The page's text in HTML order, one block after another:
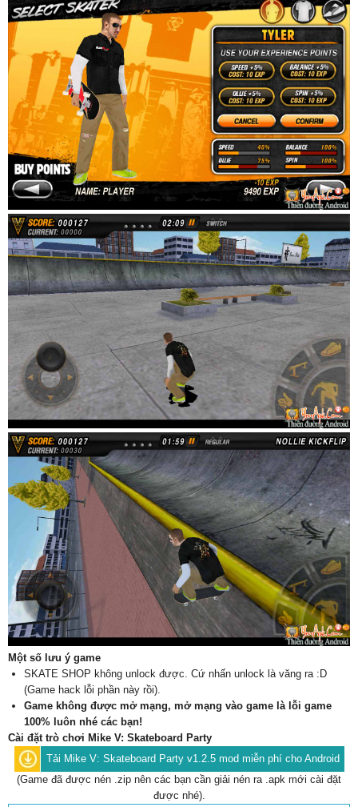
Một số lưu ý game
SKATE SHOP không unlock được. Cứ nhấn unlock là văng ra :D
(Game hack lỗi phần này rồi).
Game không được mở mạng, mở mạng vào game là lỗi game
100% luôn nhé các bạn!
Cài đặt trò chơi Mike V: Skateboard Party
Tải Mike V: Skateboard Party v1.2.5 mod miễn phí cho Android
(Game đã được nén .zip nên các bạn cần giải nén ra .apk mới cài đặt
được nhé).